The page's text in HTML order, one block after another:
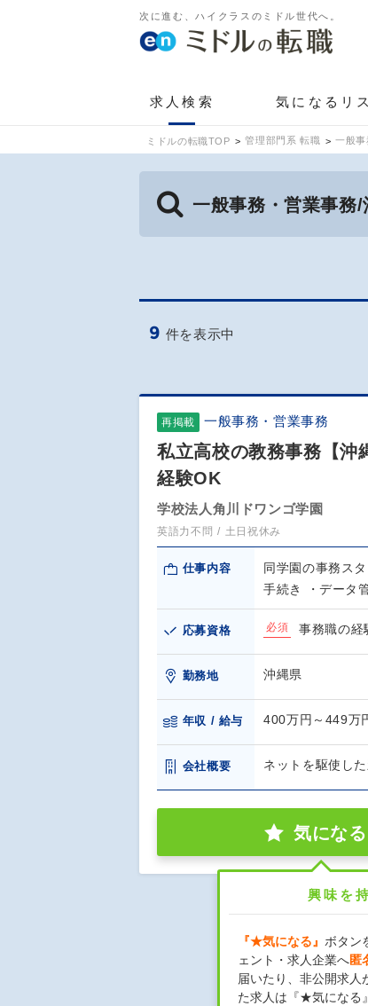
次に進む、ハイクラスのミドル世代へ。
求人検索 気になるリ
ミドルの転職TOP 管理部門系 転職 一般事
一般事務・営業事務
9 件を表示中
再掲載 一般事務・営業事務
私立高校の教務事務【
経験OK
学校法人角川ドワンゴ学園
英語力不問 土日祝休み
仕事内容
同学園の事務ス
手続き ・データ
応募資格 必須 事務職の経
勤務地 沖縄県
年収 / 給与 400万円～449万
会社概要 ネットを駆使し
気になる
興味を
『★気になる』 ボタン
ェント・求人企業へ匿
届いたり、非公開求人
た求人は『★気になる